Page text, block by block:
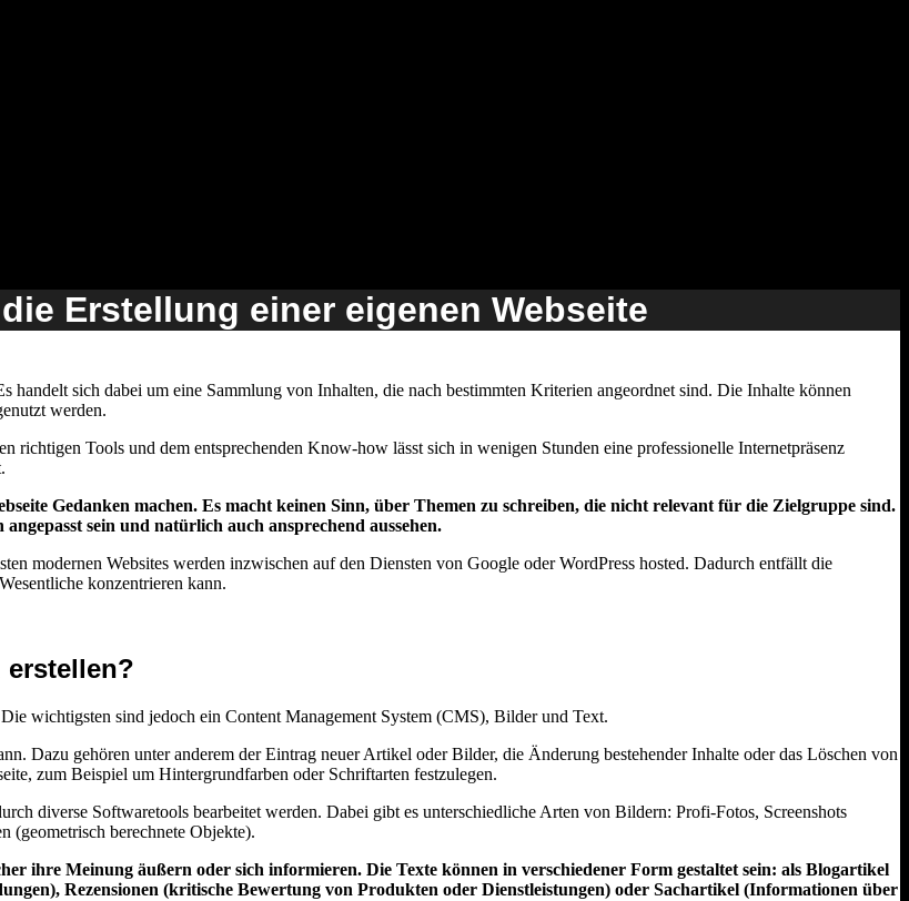
Erstellung einer eigenen Webseite
handelt sich dabei um eine Sammlung von Inhalten, die nach bestimmten Kriterien angeordnet sind. Die Inhalte können
werden.
richtigen Tools und dem entsprechenden Know-how lässt sich in wenigen Stunden eine professionelle Internetpräsenz
Gedanken machen. Es macht keinen Sinn, über Themen zu schreiben, die nicht relevant für die Zielgruppe sind.
sein und natürlich auch ansprechend aussehen.
modernen Websites werden inzwischen auf den Diensten von Google oder WordPress hosted. Dadurch entfällt die
konzentrieren kann.
erstellen?
wichtigsten sind jedoch ein Content Management System (CMS), Bilder und Text.
Dazu gehören unter anderem der Eintrag neuer Artikel oder Bilder, die Änderung bestehender Inhalte oder das Löschen von
zum Beispiel um Hintergrundfarben oder Schriftarten festzulegen.
diverse Softwaretools bearbeitet werden. Dabei gibt es unterschiedliche Arten von Bildern: Profi-Fotos, Screenshots
(geometrisch berechnete Objekte).
ihre Meinung äußern oder sich informieren. Die Texte können in verschiedener Form gestaltet sein: als Blogartikel
Rezensionen (kritische Bewertung von Produkten oder Dienstleistungen) oder Sachartikel (Informationen über